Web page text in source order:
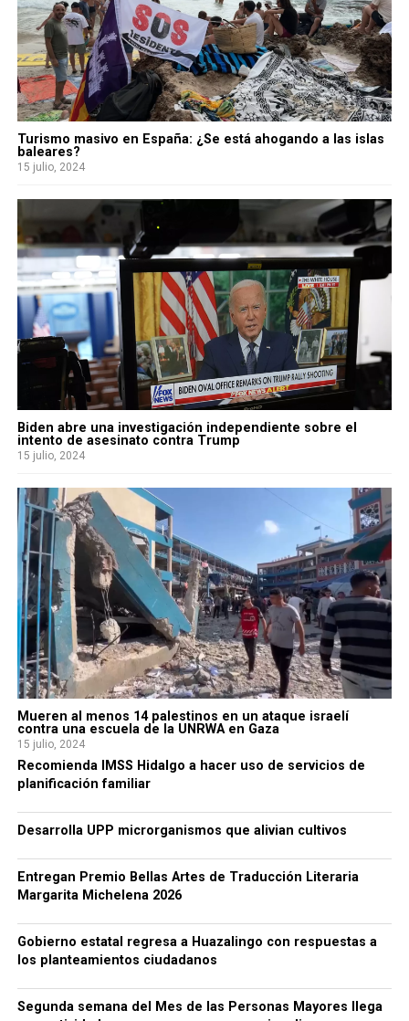
Turismo masivo en España: ¿Se está ahogando a las islas
baleares?
15 julio, 2024
Biden abre una investigación independiente sobre el
intento de asesinato contra Trump
15 julio, 2024
Mueren al menos 14 palestinos en un ataque israelí
contra una escuela de la UNRWA en Gaza
15 julio, 2024
Recomienda IMSS Hidalgo a hacer uso de servicios de
planificación familiar
Desarrolla UPP microrganismos que alivian cultivos
Entregan Premio Bellas Artes de Traducción Literaria
Margarita Michelena 2026
Gobierno estatal regresa a Huazalingo con respuestas a
los planteamientos ciudadanos
Segunda semana del Mes de las Personas Mayores llega